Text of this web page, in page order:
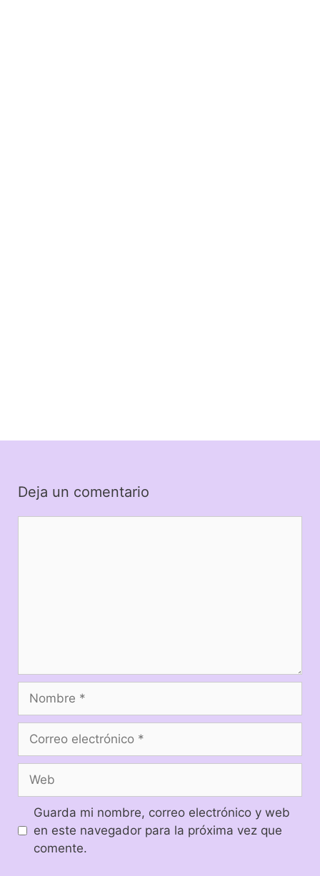
Deja un comentario
Guarda mi nombre, correo electrónico y web
en este navegador para la próxima vez que
comente.